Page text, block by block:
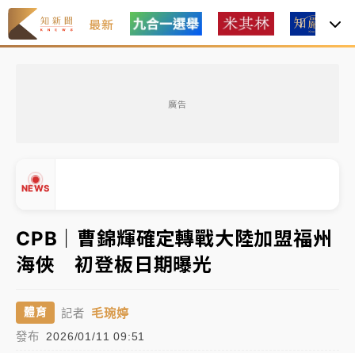
最新
廣告
NEWS
中信慈善基金會想增加董事人數！辜仲諒向法院聲請遭
駁 理由曝光
故宮《龍藏經》特展第2檔！今線上預約開賣一度塞車
周六起展出延長至晚上7時
台東農業處長涉圖利渡假村！東檢抗告成功 今重開羈
父親節泡湯了！中颱白海豚雨彈轟3天 「紅到發紫」降
雨熱區曝
CPB｜曹錦輝確定轉戰大陸加盟福州
海俠 初登板日期曝光
體育 記者 毛琬婷
發布 2026/01/11 09:51